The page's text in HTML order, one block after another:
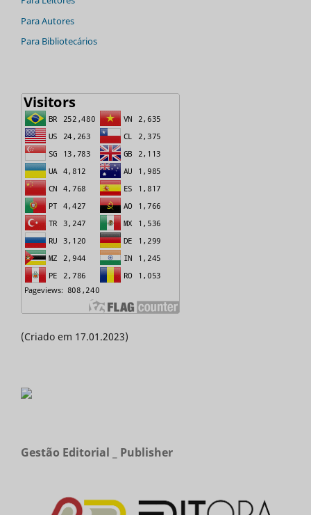
Para Autores
Para Bibliotecários
(Criado em 17.01.2023)
Gestão Editorial _ Publisher